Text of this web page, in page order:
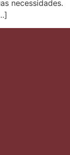
necessidades.